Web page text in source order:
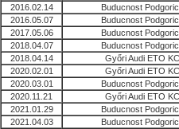
2016.02.14
Buducnost
2016.05.07
Buducnost
2017.05.06
Buducnost
2018.04.07
Buducnost
2018.04.14
Győri Audi ETO KC
2020.02.01
Győri Audi ETO KC
2020.03.01
Buducnost
2020.11.21
Győri Audi ETO KC
2021.01.29
Buducnost
2021.04.03
Buducnost